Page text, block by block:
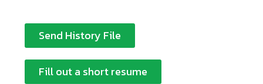
Send History File
Fill out a short resume